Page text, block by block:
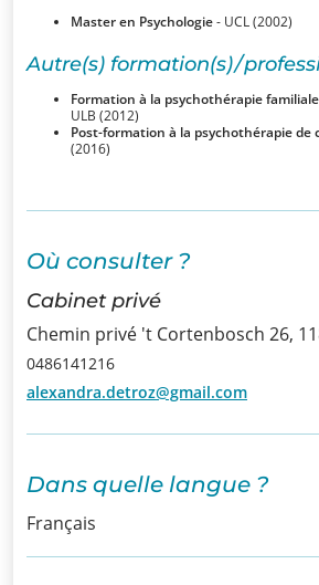
d’Ethique et de
Déontologique
Comité
Infos
Informations
Actualités
Formations
d’emploi/
Stage
Master en Psychologie- UCL (2002)
Autre(s) formation(s) /
Formation à la psychothérapie
ULB (2012)
Post-formation à la psychothérapie de
(2016)
Où consulter ?
Cabinet privé
Chemin privé 't Cortenbosch 26,
0486141216
alexandra.detroz@gmail.com
Dans quelle langue ?
Français